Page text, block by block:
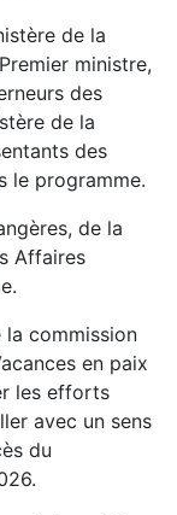
de la
ministre,
des
de la
des
le programme.
de la
Affaires
la commission
en paix
les efforts
avec un sens
du